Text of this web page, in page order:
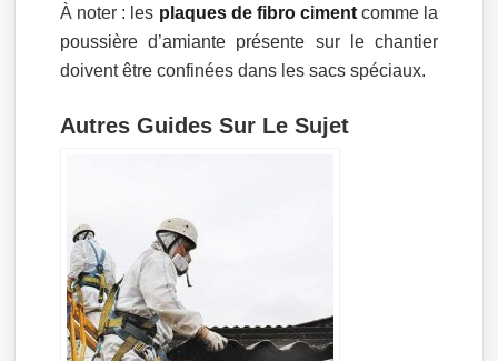
À noter : les plaques de fibro cimentcomme la
poussière d’amiante présente sur le chantier
doivent être confinées dans les sacs spéciaux.
Autres Guides Sur Le Sujet